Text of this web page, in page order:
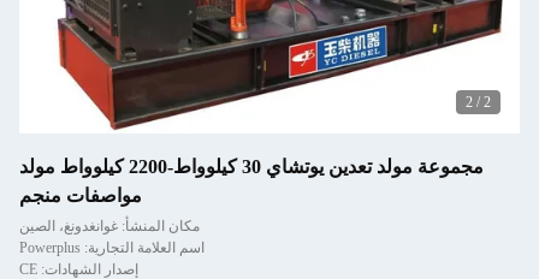
2
/
2
مجموعة مولد تعدين يوتشاي 30 كيلوواط-2200 كيلوواط مولد
مواصفات منجم
مكان المنشأ: غوانغدونغ، الصين
اسم العلامة التجارية: Powerplus
إصدار الشهادات: CE